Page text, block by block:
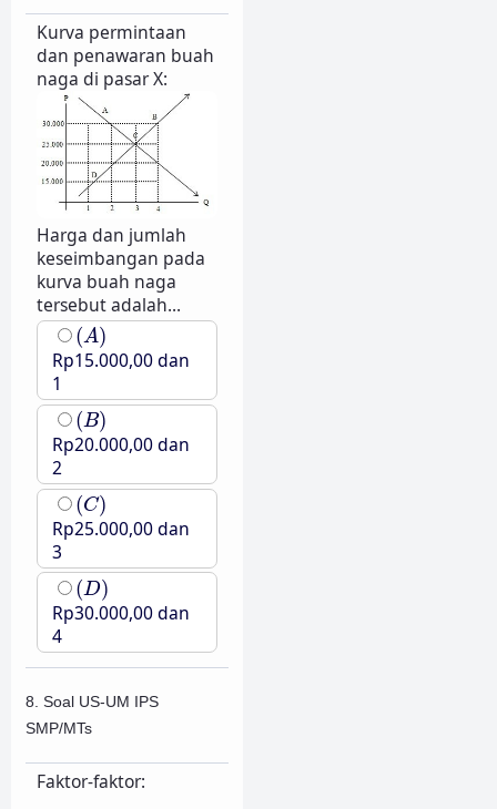
Kurva permintaan
dan penawaran buah
naga di pasar X:
Harga dan jumlah
keseimbangan pada
kurva buah naga
tersebut adalah...
(A)
(A)
Rp15.000,00 dan
1
(B)
(B)
Rp20.000,00 dan
2
(C)
(C)
Rp25.000,00 dan
3
(D)
(D)
Rp30.000,00 dan
4
8. Soal US-UM IPS
SMP/MTs
Faktor-faktor: